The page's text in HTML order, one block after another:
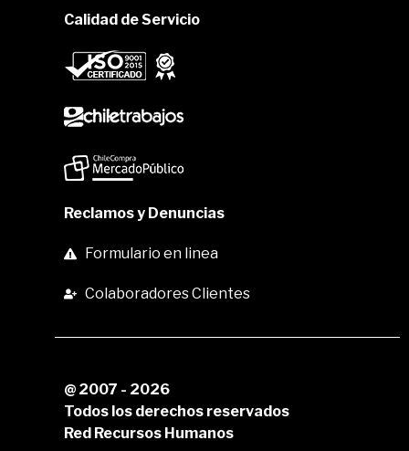
Calidad de Servicio
Reclamos y Denuncias
Formulario en linea
Colaboradores Clientes
@ 2007 - 2026
Todos los derechos reservados
Red Recursos Humanos